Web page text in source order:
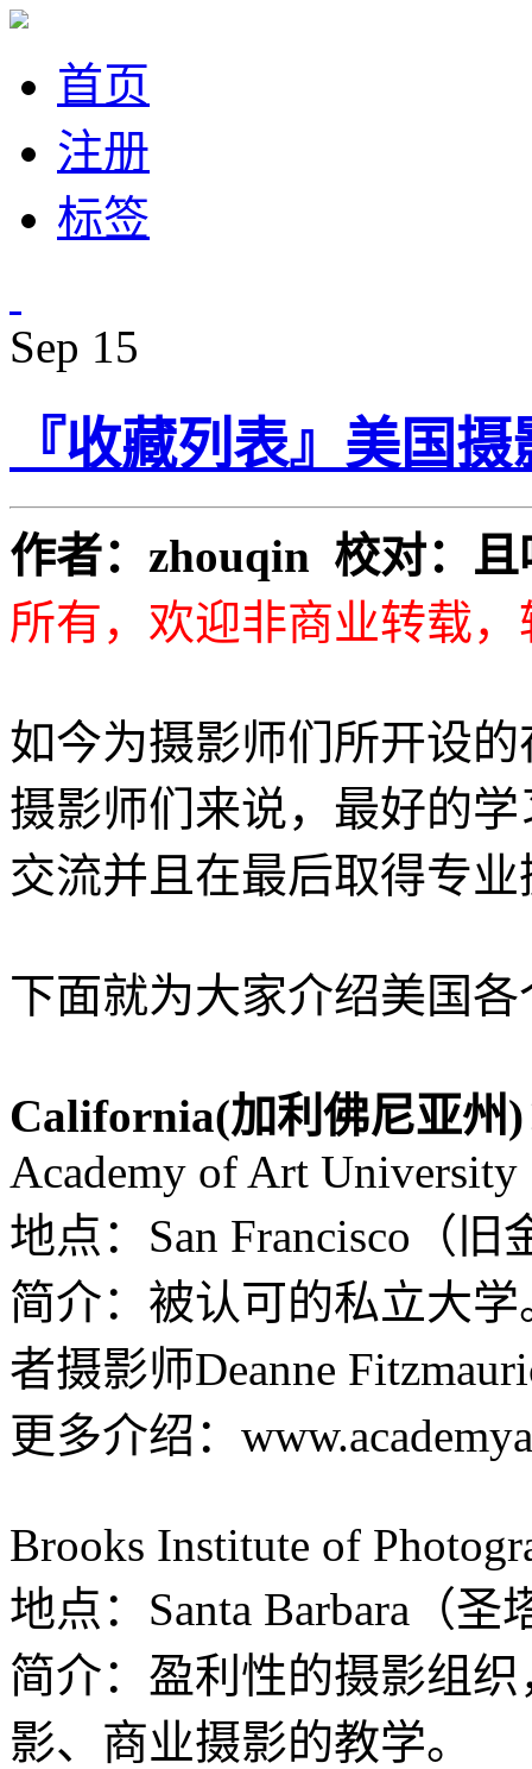
首页
注册
标签
Sep 15
『收藏列表』美国
作者：zhouqin 校对：且
所有，欢迎非商业转载
如今为摄影师们所开设
摄影师们来说，最好的
交流并且在最后取得专
下面就为大家介绍美国
California(加利佛尼亚州
Academy of Art University
地点：San Francisco（旧
简介：被认可的私立大
者摄影师Deanne
更多介绍：
Brooks Institute of
地点：Santa Barbara（圣
简介：盈利性的摄影组
影、商业摄影的教学。